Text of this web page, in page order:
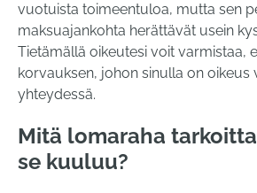
vuotuista toimeentuloa, mutta sen
maksuajankohta herättävät usein
Tietämällä oikeutesi voit varmistaa,
korvauksen, johon sinulla on oikeus
yhteydessä.
Mitä lomaraha
se kuuluu?